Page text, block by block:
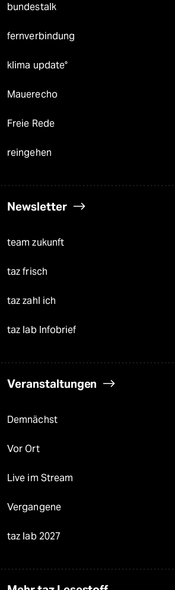
bundestalk
fernverbindung
klima update°
Mauerecho
Freie Rede
reingehen
Newsletter
team zukunft
taz frisch
taz zahl ich
taz lab Infobrief
Veranstaltungen
Demnächst
Vor Ort
Live im Stream
Vergangene
taz lab 2027